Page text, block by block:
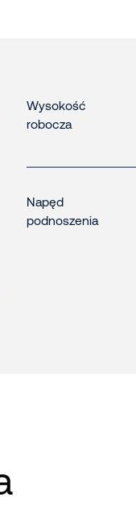
Wysokość
robocza
Napęd
podnoszenia